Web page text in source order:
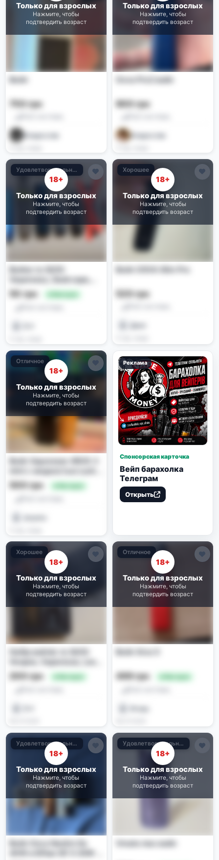
Только для взрослых
Нажмите, чтобы
подтвердить возраст
Вейп
750 грн
Владислав
Только для взрослых
Нажмите, чтобы
подтвердить возраст
Oxva Pro2 вейп
900 грн
Владислав
Удовлетворительное
18+
Только для взрослых
Нажмите, чтобы
подтвердить возраст
Вейпи та IQOS:
Vaporesso, Geekvape,
Lost Vape, lil solid
50 грн
Хорошее
18+
Только для взрослых
Нажмите, чтобы
подтвердить возраст
Вейп OXVA Xlim Pro
520 грн
Даня
Отличное
18+
Только для взрослых
Нажмите, чтобы
подтвердить возраст
Вейп Vaporesso XROS 3
Tropical Island Cold
Mango
500 грн
Реклама
Спонсорская карточка
Вейп барахолка
Телеграм
Открыть
Хорошее
18+
Только для взрослых
Нажмите, чтобы
подтвердить возраст
Набір вейпів та IQOS:
Vape, Geekvape
200 грн
Отличное
18+
Только для взрослых
Нажмите, чтобы
подтвердить возраст
Вейп Xros 5
499 грн
Удовлетворительное
18+
Только для взрослых
Нажмите, чтобы
подтвердить возраст
Вейп Oxva Nexlim Go
Удовлетворительное
18+
Только для взрослых
Нажмите, чтобы
подтвердить возраст
Vmate max вейп